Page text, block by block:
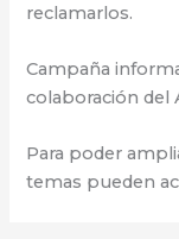
reclamarlos.
Campaña
colaboración del
Para poder
temas pueden